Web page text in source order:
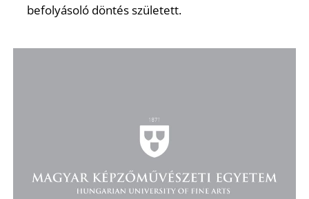
befolyásoló döntés született.